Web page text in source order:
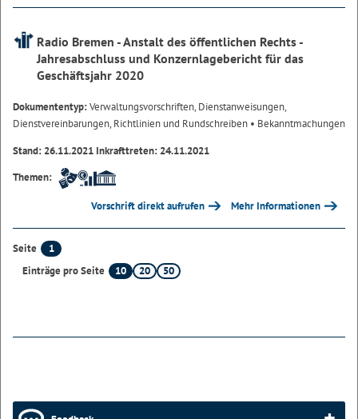
Radio Bremen - Anstalt des öffentlichen Rechts -
Jahresabschluss und Konzernlagebericht für das
Geschäftsjahr 2020
Dokumententyp:Verwaltungsvorschriften, Dienstanweisungen,
Dienstvereinbarungen, Richtlinien und Rundschreiben • Bekanntmachungen
Stand: 26.11.2021 Inkrafttreten: 24.11.2021
Themen:
Vorschrift direkt aufrufen Mehr Informationen
Seite
1
Einträge pro Seite
10 20 50